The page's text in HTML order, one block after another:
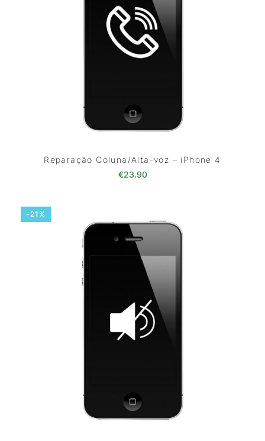
Reparação Coluna/Alta-voz – iPhone 4
€23.90
-21%